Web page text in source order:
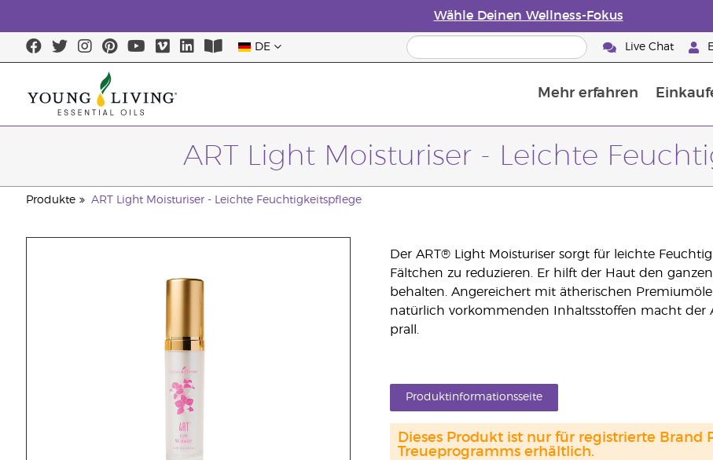
Wähle Deinen Wellness-Fokus
DE Live Chat
Mehr erfahren
ART Light Moisturiser - Leichte
Produkte ART Light Moisturiser - Leichte Feuchtigkeitspflege
Der ART® Light Moisturiser sorgt für leichte
Fältchen zu reduzieren. Er hilft der Haut den
behalten. Angereichert mit ätherischen
natürlich vorkommenden Inhaltsstoffen macht der
prall.
Produktinformationsseite
Dieses Produkt ist nur für registrierte Brand
Treueprogramms erhältlich.